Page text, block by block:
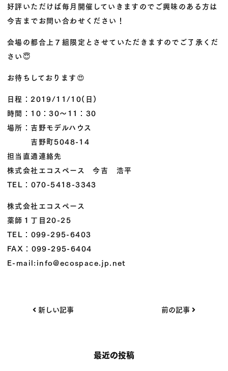
好評いただけば毎月開催していきますのでご興味のある方は
今吉までお問い合わせください！
会場の都合上７組限定とさせていただきますのでご了承くだ
さい😇
お待ちしております😍
日程：2019/11/10(日)
時間：10：30～11：30
場所：吉野モデルハウス
吉野町5048-14
担当直通連絡先
株式会社エコスペース 今吉 浩平
TEL：070-5418-3343
株式会社エコスペース
薬師１丁目20-25
TEL：099-295-6403
FAX：099-295-6404
E-mail:info@ecospace.jp.net
投 前の記事
新しい記事
最近の投稿